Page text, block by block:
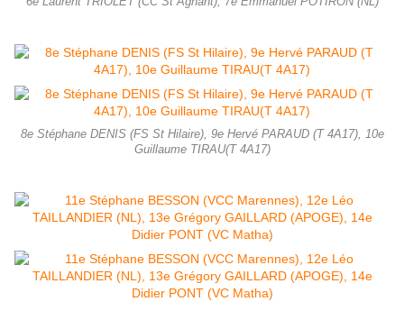
8e Stéphane DENIS (FS St Hilaire), 9e Hervé PARAUD (T 4A17), 10e
Guillaume TIRAU(T 4A17)